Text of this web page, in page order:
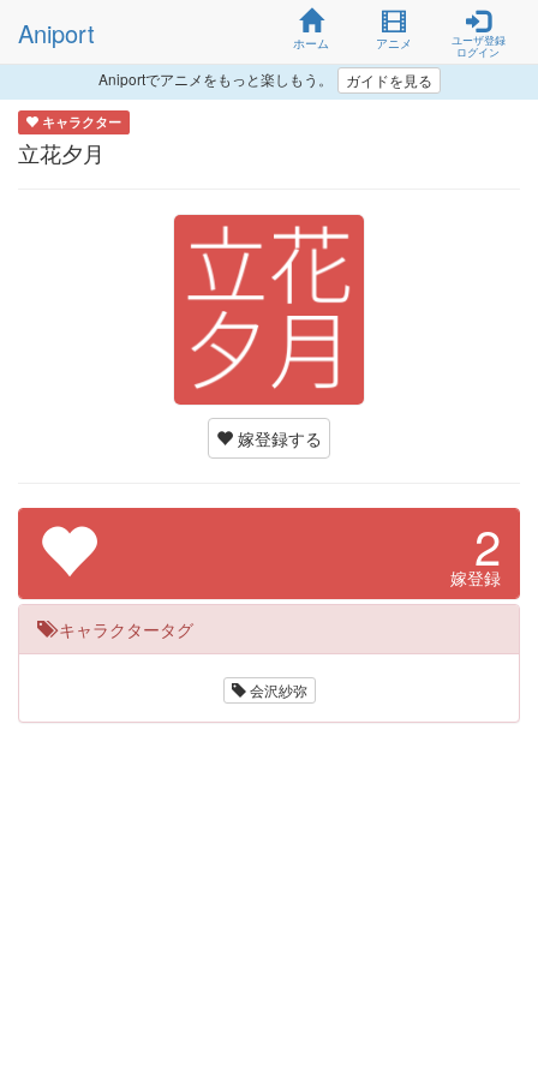
Aniport ホーム アニメ
ユーザ登録
ログイン
Aniportでアニメをもっと楽しもう。 ガイドを見る
キャラクター
立花夕月
嫁登録する
2
嫁登録
キャラクタータグ
会沢紗弥